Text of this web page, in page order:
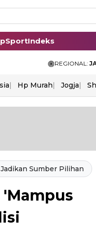
SportIndeks
REGIONAL:
Hp Murah Jogja
Jadikan Sumber Pilihan